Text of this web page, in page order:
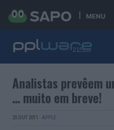
MENU
Analistas prevêem
… muito em breve!
25 OUT 2011 · APPLE